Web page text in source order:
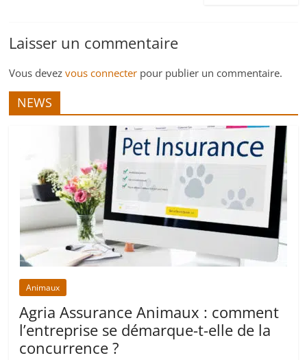
Laisser un commentaire
Vous devezvous connecter pour publier un commentaire.
NEWS
Animaux
Agria Assurance Animaux : comment
l’entreprise se démarque-t-elle de la
concurrence ?